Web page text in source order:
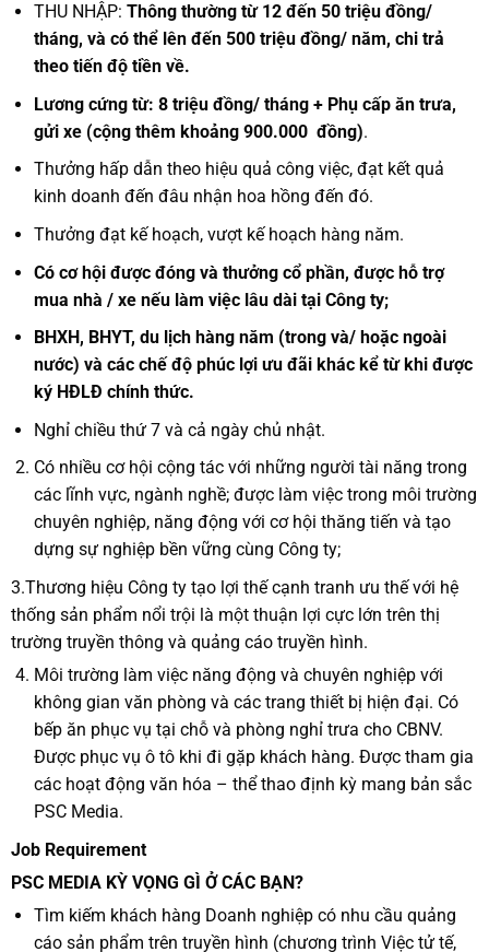
THU NHẬP: Thông thường từ 12 đến 50 triệu đồng/
tháng, và có thể lên đến 500 triệu đồng/ năm, chi trả
theo tiến độ tiền về.
Lương cứng từ: 8triệu đồng/ tháng + Phụ cấp ăn trưa,
gửi xe (cộng thêm khoảng 900.000 đồng).
Thưởng hấp dẫn theo hiệu quả công việc, đạt kết quả
kinh doanh đến đâu nhận hoa hồng đến đó.
Thưởng đạt kế hoạch, vượt kế hoạch hàng năm.
Có cơ hội được đóng và thưởng cổ phần, được hỗ trợ
mua nhà / xe nếu làm việc lâu dài tại Công ty;
BHXH, BHYT, du lịch hàng năm (trong và/ hoặc ngoài
nước) và các chế độ phúc lợi ưu đãi khác kể từ khi được
ký HĐLĐ chính thức.
Nghỉ chiều thứ 7 và cả ngày chủ nhật.
Có nhiều cơ hội cộng tác với những người tài năng trong
các lĩnh vực, ngành nghề; được làm việc trong môi trường
chuyên nghiệp, năng động với cơ hội thăng tiến và tạo
dựng sự nghiệp bền vững cùng Công ty;
3.Thương hiệu Công ty tạo lợi thế cạnh tranh ưu thế với hệ
thống sản phẩm nổi trội là một thuận lợi cực lớn trên thị
trường truyền thông và quảng cáo truyền hình.
Môi trường làm việc năng động và chuyên nghiệp với
không gian văn phòng và các trang thiết bị hiện đại. Có
bếp ăn phục vụ tại chỗ và phòng nghỉ trưa cho CBNV.
Được phục vụ ô tô khi đi gặp khách hàng. Được tham gia
các hoạt động văn hóa – thể thao định kỳ mang bản sắc
PSC Media.
Job Requirement
PSC MEDIA KỲ VỌNG GÌ Ở CÁC BẠN?
Tìm kiếm khách hàng Doanh nghiệp có nhu cầu quảng
cáo sản phẩm trên truyền hình (chương trình Việc tử tế,